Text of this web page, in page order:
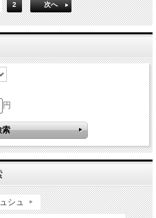
2 次へ
円
シュ